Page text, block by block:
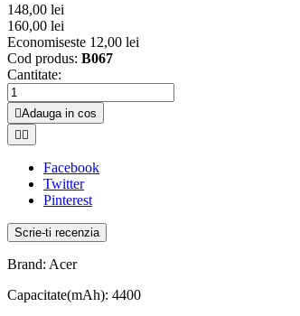
148,00 lei
160,00 lei
Economiseste 12,00 lei
Cod produs: B067
Cantitate:
Adauga in cos

Facebook
Twitter
Pinterest
Scrie-ti recenzia
Brand: Acer
Capacitate(mAh): 4400